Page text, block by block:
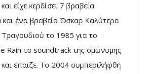
είχε κερδίσει 7 βραβεία
ένα βραβείο Όσκαρ Καλύτερο
το 1985 για το
Rain το soundtrack της ομώνυμης
έπαιζε. Το 2004 συμπεριλήφθη